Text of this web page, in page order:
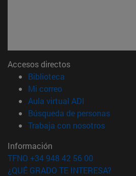
Accesos directos
Biblioteca
Mi correo(abre en nueva
Aula virtual ADI
Búsqueda de personas(abre
Trabaja con nosotros(abre en
Información
TFNO +34 948 42 56 00
¿QUÉ GRADO TE INTERESA?